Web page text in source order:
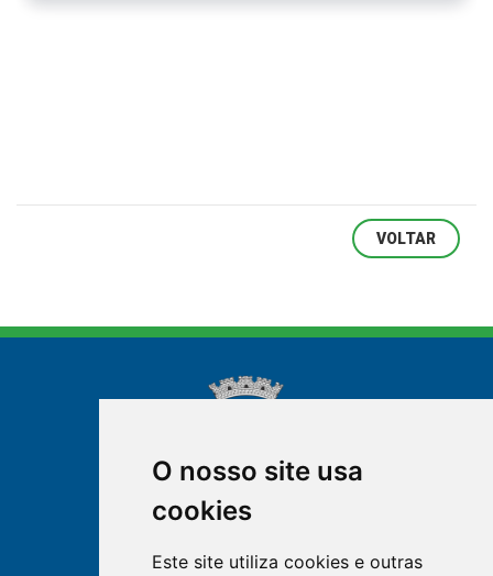
O nosso site usa
cookies
Este site utiliza cookies e outras
VOLTAR
NOVA FRIBURGO
RIO DE JANEIRO